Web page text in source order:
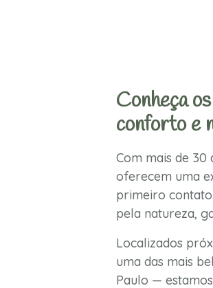
Conheça
conforto e
Com mais de 30
oferecem uma
primeiro
pela natureza,
Localizados
uma das mais
Paulo —